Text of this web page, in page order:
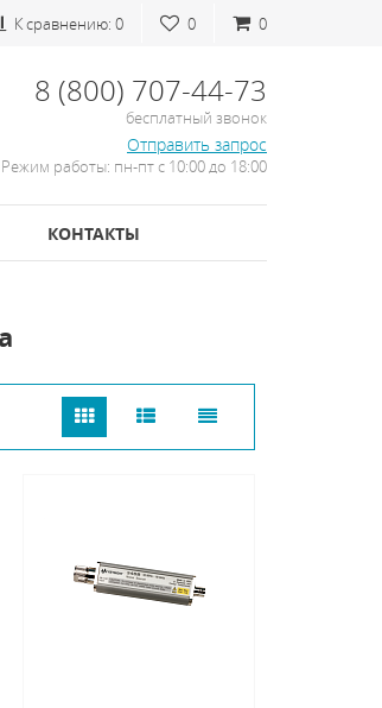
0
0
К сравнению: 0
8 (800) 707-44-73
бесплатный звонок
Отправить запрос
Режим работы: пн-пт с 10:00 до 18:00
КОНТАКТЫ